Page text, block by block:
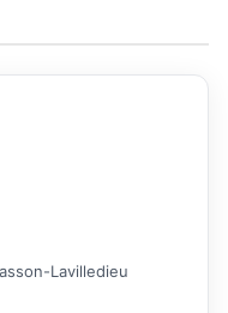
Lavilledieu